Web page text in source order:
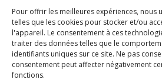
Pour offrir les meilleures expériences, nous
telles que les cookies pour stocker et/ou
l'appareil. Le consentement à ces
traiter des données telles que le
identifiants uniques sur ce site. Ne pas
consentement peut affecter négativement
fonctions.
Mail:
Adresse :Hôtel de ville de
Le village
20230 Pietra di